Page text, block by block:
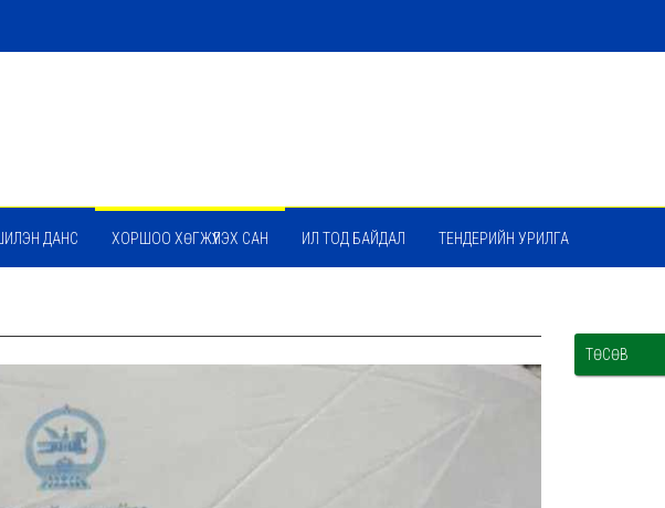
ШИЛЭН ДАНС ХОРШОО ХӨГЖҮҮЛЭХ САН ИЛ ТОД БАЙДАЛ ТЕНДЕРИЙН УРИЛГА
ТӨСӨВ